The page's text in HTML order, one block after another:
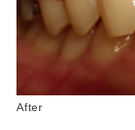
After